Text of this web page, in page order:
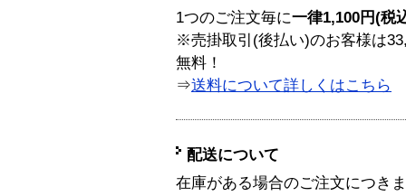
1つのご注文毎に一律1,100円(税
※売掛取引(後払い)のお客様は
無料！
⇒送料について詳しくはこちら
配送について
在庫がある場合のご注文につき